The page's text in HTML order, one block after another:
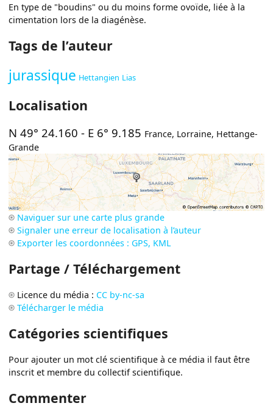
En type de "boudins" ou du moins forme ovoïde, liée à la
cimentation lors de la diagénèse.
Tags de l’auteur
jurassique Hettangien Lias
Localisation
N 49° 24.160 - E 6° 9.185 France, Lorraine, Hettange-
Grande
Naviguer sur une carte plus grande
Signaler une erreur de localisation à l’auteur
Exporter les coordonnées : GPS, KML
Partage / Téléchargement
Licence du média : CC by-nc-sa
Télécharger le média
Catégories scientifiques
Pour ajouter un mot clé scientifique à ce média il faut être
inscrit et membre du collectif scientifique.
Commenter